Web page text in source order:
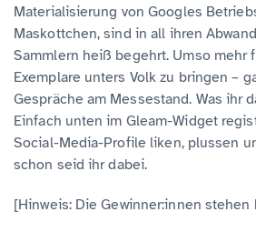
Materialisierung von Googles
Maskottchen, sind in all ihren
Sammlern heiß begehrt. Umso mehr
Exemplare unters Volk zu bringen –
Gespräche am Messestand. Was ihr
Einfach unten im Gleam-Widget
Social-Media-Profile liken, plussen
schon seid ihr dabei.
[Hinweis: Die Gewinner:innen